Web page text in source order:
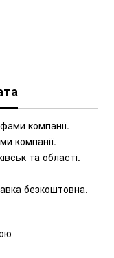
компанії.
компанії.
та області.
безкоштовна.